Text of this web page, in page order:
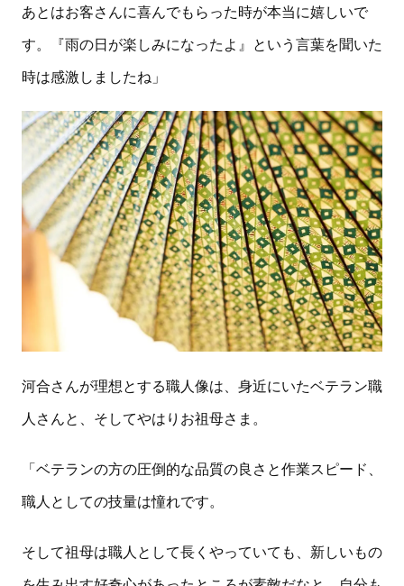
あとはお客さんに喜んでもらった時が本当に嬉しいで
す。『雨の日が楽しみになったよ』という言葉を聞いた
時は感激しましたね」
河合さんが理想とする職人像は、身近にいたベテラン職
人さんと、そしてやはりお祖母さま。
「ベテランの方の圧倒的な品質の良さと作業スピード、
職人としての技量は憧れです。
そして祖母は職人として長くやっていても、新しいもの